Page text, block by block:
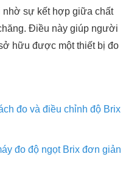
nhờ sự kết hợp giữa chất
Điều này giúp người
hữu được một thiết bị đo
đo và điều chỉnh độ Brix
đo độ ngọt Brix đơn giản